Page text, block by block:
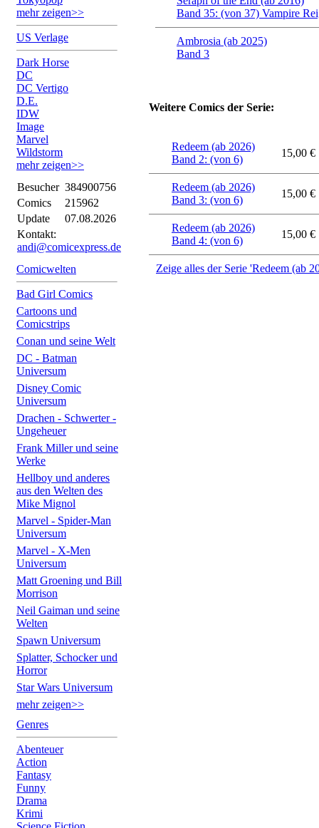
mehr zeigen>>
US Verlage
Dark Horse
DC
DC Vertigo
D.E.
IDW
Image
Marvel
Wildstorm
mehr zeigen>>
Besucher 384900756
Comics
215962
Update
07.08.2026
Kontakt:
andi@comicexpress.de
Comicwelten
Bad Girl Comics
Cartoons und
Comicstrips
Conan und seine Welt
DC - Batman
Universum
Disney Comic
Universum
Drachen - Schwerter -
Ungeheuer
Frank Miller und seine
Werke
Hellboy und anderes
aus den Welten des
Mike Mignol
Marvel - Spider-Man
Universum
Marvel - X-Men
Universum
Matt Groening und Bill
Morrison
Neil Gaiman und seine
Welten
Spawn Universum
Splatter, Schocker und
Horror
Star Wars Universum
mehr zeigen>>
Genres
Abenteuer
Action
Fantasy
Funny
Drama
Krimi
Band 35: (von 37) Vampire
Ambrosia (ab 2025)
Band 3
Weitere Comics der Serie:
Redeem (ab 2026)
Band 2: (von 6)
15,00 €
Redeem (ab 2026)
Band 3: (von 6)
15,00 €
Redeem (ab 2026)
Band 4: (von 6)
15,00 €
Zeige alles der Serie 'Redeem (ab